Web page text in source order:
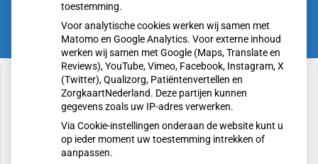
U heeft geen toestemming gegeven voor
externe inhoud die nodig is om dit te zien.
Cookie-instellingen wijzigen
toestemming.
Voor analytische cookies werken wij samen met
Matomo en Google Analytics. Voor externe inhoud
werken wij samen met Google (Maps, Translate en
Reviews), YouTube, Vimeo, Facebook, Instagram, X
(Twitter), Qualizorg, Patiëntenvertellen en
ZorgkaartNederland. Deze partijen kunnen
gegevens zoals uw IP-adres verwerken.
Via Cookie-instellingen onderaan de website kunt u
op ieder moment uw toestemming intrekken of
aanpassen.